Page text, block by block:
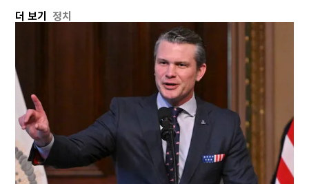
더 보기 정치